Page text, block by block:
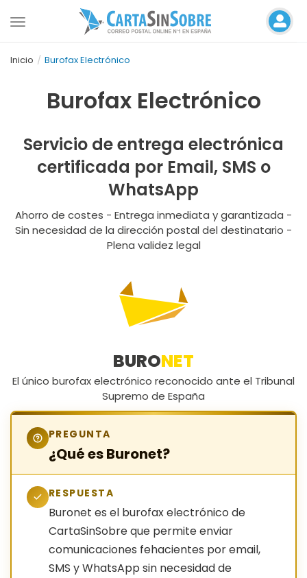
Toggle
Inicio Burofax Electrónico
Burofax Electrónico
Servicio de entrega electrónica
certificada por Email, SMS o
WhatsApp
Ahorro de costes - Entrega inmediata y garantizada -
Sin necesidad de la dirección postal del destinatario -
Plena validez legal
BURONET
El único burofax electrónico reconocido ante el Tribunal
Supremo de España
PREGUNTA
¿Qué es Buronet?
RESPUESTA
Buronet es el burofax electrónico de
CartaSinSobre que permite enviar
comunicaciones fehacientes por email,
SMS y WhatsApp sin necesidad de